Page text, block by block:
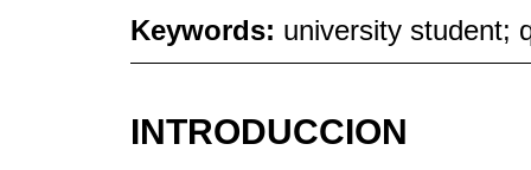
Keywords: university student;
INTRODUCCION